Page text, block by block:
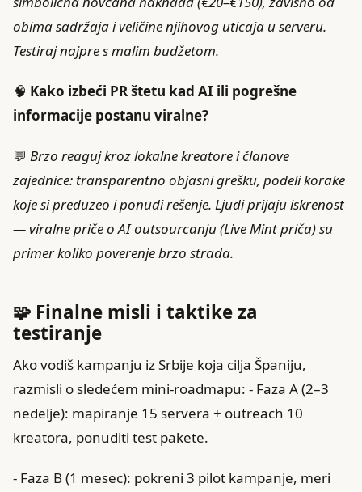
obima sadržaja i veličine njihovog uticaja u serveru.
Testiraj najpre s malim budžetom.
🧠 Kako izbeći PR štetu kad AI ili pogrešne
informacije postanu viralne?
💬 Brzo reaguj kroz lokalne kreatore i članove
zajednice: transparentno objasni grešku, podeli korake
koje si preduzeo i ponudi rešenje. Ljudi prijaju iskrenost
— viralne priče o AI outsourcanju (Live Mint priča) su
primer koliko poverenje brzo strada.
🧩 Finalne misli i taktike za
testiranje
Ako vodiš kampanju iz Srbije koja cilja Španiju,
razmisli o sledećem mini‑roadmapu: - Faza A (2–3
nedelje): mapiranje 15 servera + outreach 10
kreatora, ponuditi test pakete.
- Faza B (1 mesec): pokreni 3 pilot kampanje, meri